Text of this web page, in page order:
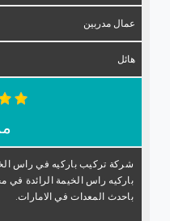
عمال مدربين
هائل
شركة تركيب باركيه في راس
باركيه راس الخيمة الرائدة
باحدث المعدات في الامارات.